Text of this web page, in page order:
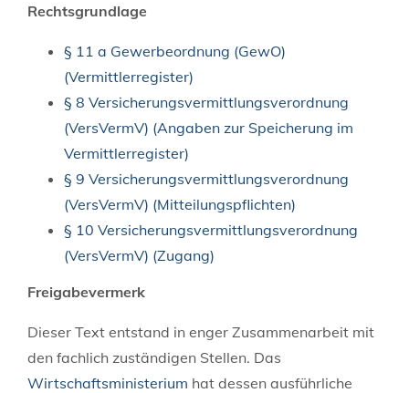
Rechtsgrundlage
§ 11 a Gewerbeordnung (GewO)
(Vermittlerregister)
§ 8 Versicherungsvermittlungsverordnung
(VersVermV) (Angaben zur Speicherung im
Vermittlerregister)
§ 9 Versicherungsvermittlungsverordnung
(VersVermV) (Mitteilungspflichten)
§ 10 Versicherungsvermittlungsverordnung
(VersVermV) (Zugang)
Freigabevermerk
Dieser Text entstand in enger Zusammenarbeit mit
den fachlich zuständigen Stellen. Das
Wirtschaftsministerium hat dessen ausführliche